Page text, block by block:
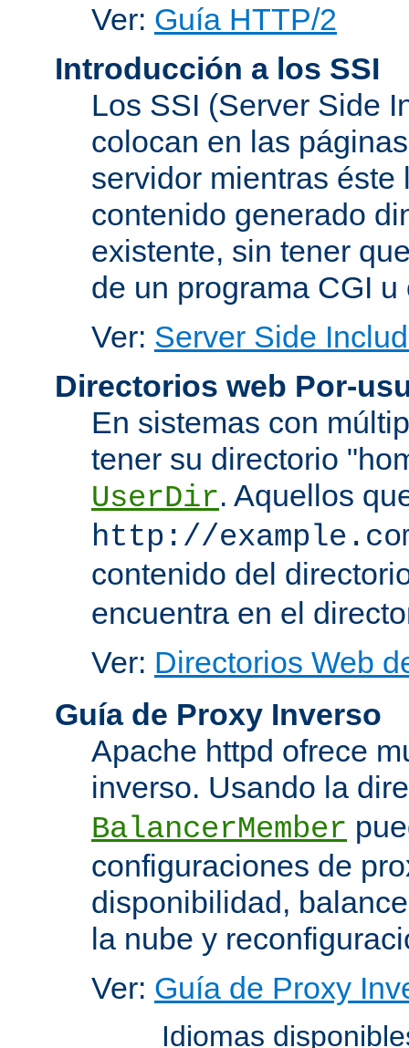
Ver: Guía HTTP/2
Introducción a los SSI
Los SSI (Server Side
colocan en las
servidor mientras
contenido generado
existente, sin tener
de un programa CGI
Ver: Server Side
Directorios web Por-
En sistemas con
tener su directorio
UserDir. Aquellos
http://
contenido del
encuentra en el
Ver: Directorios Web
Guía de Proxy Inverso
Apache httpd ofrece
inverso. Usando la
BalancerMember
configuraciones de
disponibilidad,
la nube y
Ver: Guía de Proxy
Idiomas